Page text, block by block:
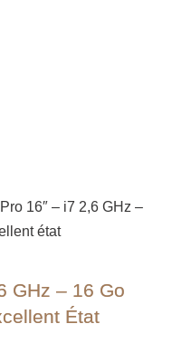
16″ – i7 2,6 GHz –
état
GHz – 16 Go
État